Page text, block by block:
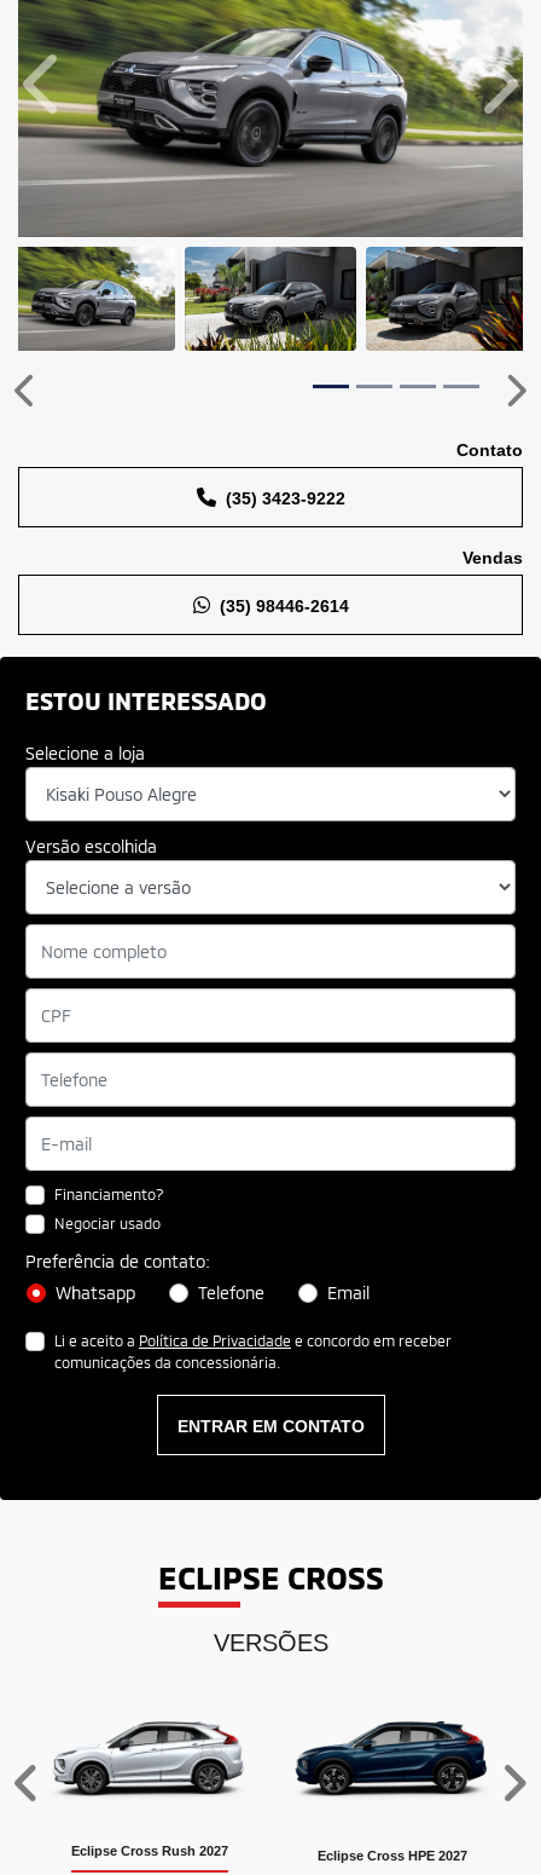
ESTOU INTERESSADO
Selecione a loja
Versão escolhida
Financiamento?
Negociar usado
Preferência de contato:
Whatsapp
Telefone Email
Li e aceito a Política de Privacidade e concordo em receber
comunicações da concessionária.
ENTRAR EM CONTATO
Anterior
Anterior
Contato
(35) 3423-9222
Vendas
(35) 98446-2614
ECLIPSE CROSS
VERSÕES
Eclipse Cross Rush 2027 Eclipse Cross HPE 2027
Anterior